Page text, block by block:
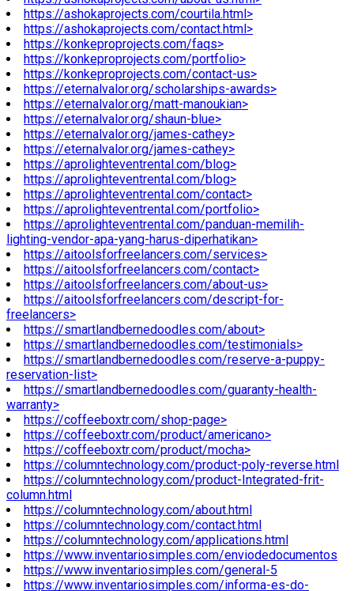
https://ashokaprojects.com/courtila.html>
https://ashokaprojects.com/contact.html>
https://konkeproprojects.com/faqs>
https://konkeproprojects.com/portfolio>
https://konkeproprojects.com/contact-us>
https://eternalvalor.org/scholarships-awards>
https://eternalvalor.org/matt-manoukian>
https://eternalvalor.org/shaun-blue>
https://eternalvalor.org/james-cathey>
https://eternalvalor.org/james-cathey>
https://aprolighteventrental.com/blog>
https://aprolighteventrental.com/blog>
https://aprolighteventrental.com/contact>
https://aprolighteventrental.com/portfolio>
https://aprolighteventrental.com/panduan-memilih-
lighting-vendor-apa-yang-harus-diperhatikan>
https://aitoolsforfreelancers.com/services>
https://aitoolsforfreelancers.com/contact>
https://aitoolsforfreelancers.com/about-us>
https://aitoolsforfreelancers.com/descript-for-
freelancers>
https://smartlandbernedoodles.com/about>
https://smartlandbernedoodles.com/testimonials>
https://smartlandbernedoodles.com/reserve-a-puppy-
reservation-list>
https://smartlandbernedoodles.com/guaranty-health-
warranty>
https://coffeeboxtr.com/shop-page>
https://coffeeboxtr.com/product/americano>
https://coffeeboxtr.com/product/mocha>
https://columntechnology.com/product-poly-reverse.html
https://columntechnology.com/product-Integrated-frit-
column.html
https://columntechnology.com/about.html
https://columntechnology.com/contact.html
https://columntechnology.com/applications.html
https://www.inventariosimples.com/enviodedocumentos
https://www.inventariosimples.com/general-5
https://www.inventariosimples.com/informa-es-do-